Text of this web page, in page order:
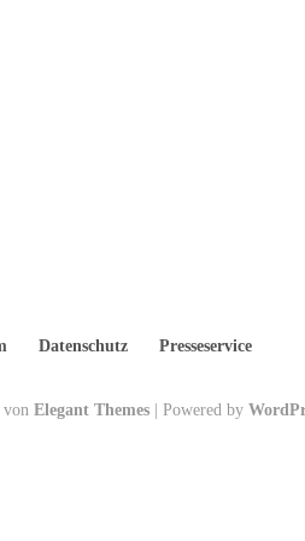
Datenschutz Presseservice
vonElegant Themes | Powered by